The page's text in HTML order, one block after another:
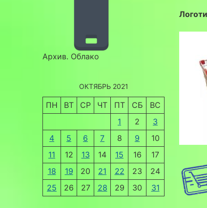
Архив. Облако
ОКТЯБРЬ 2021
ПН ВТ СР ЧТ ПТ СБ
ВС
1
2
3
4
5 6 7 8 9
10
11
12 13 14 15 16
17
18
19 20 21 22 23
24
25
26 27 28 29 30 31